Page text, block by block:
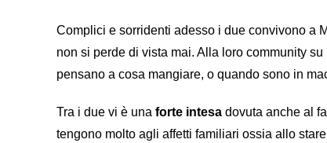
Complici e sorridenti adesso i due convivono a
non si perde di vista mai. Alla loro community
pensano a cosa mangiare, o quando sono in
Tra i due vi è una forte intesa dovuta anche al
tengono molto agli affetti familiari ossia allo